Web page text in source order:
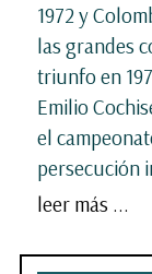
1972 y
las grandes
triunfo en
Emilio
el
persecución
leer más ...